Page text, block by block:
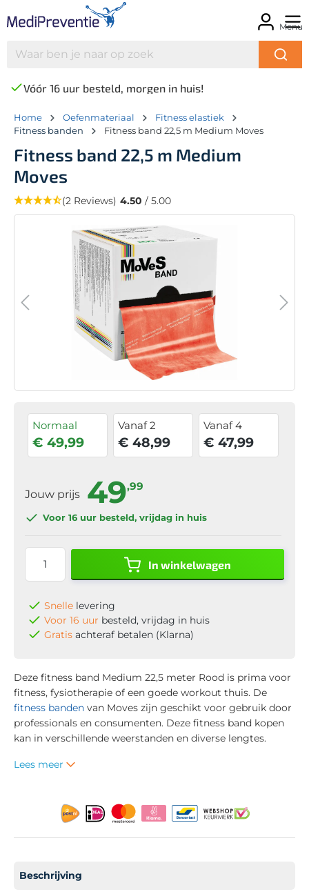
Menu
Vóór 16 uur besteld, morgen in huis!
Home Oefenmateriaal
Fitness elastiek
Fitness banden
Fitness band 22,5 m Medium Moves
Fitness band 22,5 m Medium
Moves
(2 Reviews) 4.50 / 5.00
Normaal
€ 49,99
Vanaf 2
€ 48,99
Vanaf 4
€ 47,99
Jouw prijs 49,99
Voor 16 uur besteld, vrijdag in huis
In winkelwagen
Snelle levering
Voor 16 uur besteld, vrijdag in huis
Gratis achteraf betalen (Klarna)
Deze fitness band Medium 22,5 meter Rood is prima voor
fitness, fysiotherapie of een goede workout thuis. De
fitness banden van Moves zijn geschikt voor gebruik door
professionals en consumenten. Deze fitness band kopen
kan in verschillende weerstanden en diverse lengtes.
Lees meer
Beschrijving